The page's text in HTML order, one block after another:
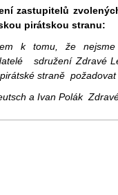
zastupitelů
pirátskou stranu:
k tomu, že
sdružení Zdravé
straně
a Ivan Polák